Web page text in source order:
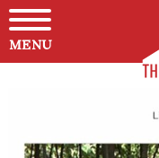
MENU